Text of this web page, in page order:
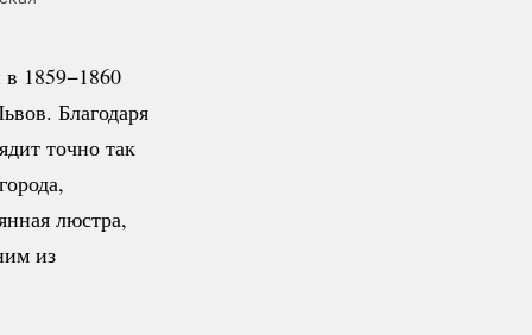
1859−1860
Благодаря
точно так
люстра,
из